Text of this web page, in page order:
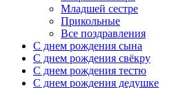
Младшей сестре
Прикольные
Все поздравления
C днем рождения сына
C днем рождения свёкру
C днем рождения тестю
С днем рождения дедушке